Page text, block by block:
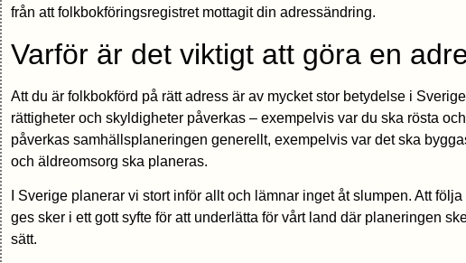
från att folkbokföringsregistret mottagit din adressändring.
Varför är det viktigt att göra en
Att du är folkbokförd på rätt adress är av mycket stor betydelse i
rättigheter och skyldigheter påverkas – exempelvis var du ska rösta
påverkas samhällsplaneringen generellt, exempelvis var det ska
och äldreomsorg ska planeras.
I Sverige planerar vi stort inför allt och lämnar inget åt slumpen. Att
ges sker i ett gott syfte för att underlätta för vårt land där planeringen
sätt.